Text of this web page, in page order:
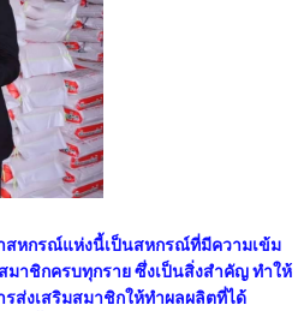
สหกรณ์แห่งนี้เป็นสหกรณ์ที่มีความเข้ม
าชิกครบทุกราย ซึ่งเป็นสิ่งสำคัญ ทำให้
ส่งเสริมสมาชิกให้ทำผลผลิตที่ได้